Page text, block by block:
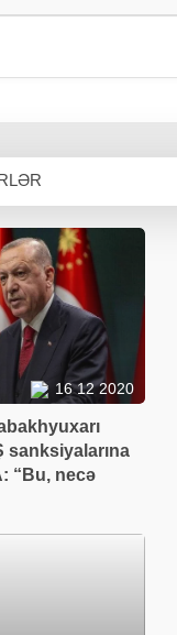
16 12 2020
“Bu, necə